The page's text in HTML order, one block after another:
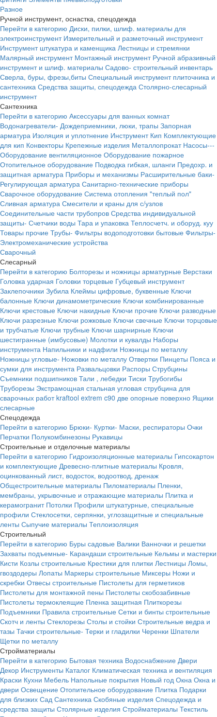
Разное
Ручной инструмент, оснастка, спецодежда
Перейти в категорию Диски, пилки, шлиф. материалы для
электроинструмент Измерительный и разметочный инструмент
Инструмент штукатура и каменщика Лестницы и стремянки
Малярный инструмент Монтажный инструмент Ручной абразивный
инструмент и шлиф. материалы Садово- строительный инвентарь
Сверла, буры, фрезы,биты Специальный инструмент плиточника и
сантехника Средства защиты, спецодежда Столярно-слесарный
инструмент
Сантехника
Перейти в категорию Аксессуары для ванных комнат
Водонагреватели- Дождеприемники, люки, трапы Запорная
арматура Изоляция и уплотнение Инструмент Кип Комплектующие
для кип Конвекторы Крепежные изделия Металлопрокат Насосы---
Оборудование вентиляционное Оборудование пожарное
Отопительное оборудование Подводка гибкая, шланги Предохр. и
защитная арматура Приборы и механизмы Расширительные баки-
Регулирующая арматура Санитарно-технические приборы
Сварочное оборудование Система отопления "теплый пол"
Сливная арматура Смесители и краны для с/узлов
Соединительные части трубопров Средства индивидуальной
защиты- Счетчики воды Тара и упаковка Теплосчетч. и оборуд. куу
Товары прочие Трубы- Фильтры водоподготовки бытовые Фильтры-
Электромеханические устройства
Сварочный
Слесарный
Перейти в категорию Болторезы и ножницы арматурные Верстаки
Головка ударная Головки торцевые Губцевый инструмент
Заклепочники Зубила Клеймы цифровые, буквенные Ключи
балонные Ключи динамометрические Ключи комбинированные
Ключи крестовые Ключи накидные Ключи прочие Ключи разводные
Ключи разрезные Ключи рожковые Ключи свечные Ключи торцовые
и трубчатые Ключи трубные Ключи шарнирные Ключи
шестигранные (имбусовые) Молотки и кувалды Наборы
инструмента Напильники и надфили Ножницы по металлу
Ножницы угловые- Ножовки по металлу Отвертки Пинцеты Пояса и
сумки для инструмента Развальцовки Распоры Струбцины
Съемники подшипников Тали , лебедки Тиски Трубогибы
Труборезы Экстрамощная стальная угловая струбцина для
сварочных работ kraftool extrem c90 две опорные поверхно Ящики
слесарные
Спецодежда
Перейти в категорию Брюки- Куртки- Маски, респираторы Очки
Перчатки Полукомбинезоны Рукавицы
Строительные и отделочные материалы
Перейти в категорию Гидроизоляционные материалы Гипсокартон
и комплектующие Древесно-плитные материалы Кровля,
оцинкованный лист, водосток, водоотвод, дренаж
Общестроительные материалы Пиломатериалы Пленки,
мембраны, укрывочные и отражающие материалы Плитка и
керамогранит Потолки Профили штукатурные, специальные
профили Стеклосетки, серпянки, углозащитные и специальные
ленты Сыпучие материалы Теплоизоляция
Строительный
Перейти в категорию Буры садовые Валики Ванночки и решетки
Захваты подъемные- Карандаши строительные Кельмы и мастерки
Кисти Козлы строительные Крестики для плитки Лестницы Ломы,
гвоздодеры Лопаты Маркеры строительные Миксеры Ножи и
скребки Отвесы строительные Пистолеты для герметиков
Пистолеты для монтажной пены Пистолеты скобозабивные
Пистолеты термоклеящие Пленка защитная Плиткорезы
Подъемники Правила строительные Сетки и бинты строительные
Скотч и ленты Стеклорезы Столы и стойки Строительные ведра и
тазы Тачки строительные- Терки и гладилки Черенки Шпатели
Щетки по металлу
Стройматериалы
Перейти в категорию Бытовая техника Водоснабжение Двери
Декор Инструменты Каталог Климатическая техника и вентиляция
Краски Кухни Мебель Напольные покрытия Новый год Окна Окна и
двери Освещение Отопительное оборудование Плитка Подарки
для близких Сад Сантехника Скобяные изделия Спецодежда и
средства защиты Столярные изделия Стройматериалы Текстиль